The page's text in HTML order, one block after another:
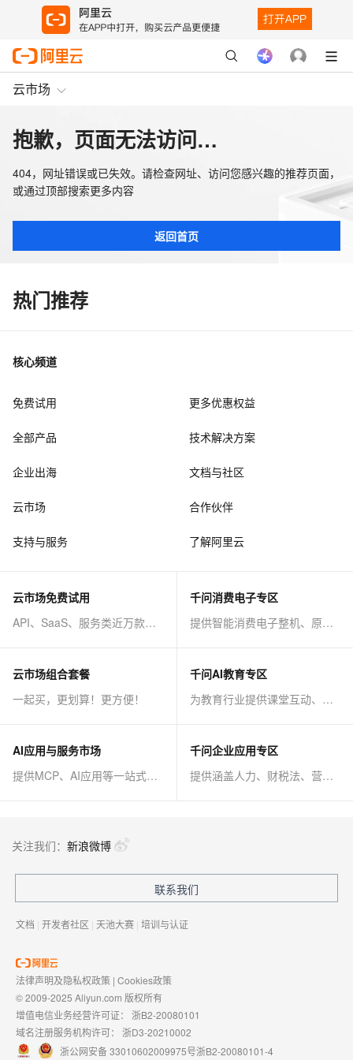
云市场
抱歉，页面无法访问…
404，网址错误或已失效。请检查网址、访问您感兴趣的推荐页面，
或通过顶部搜索更多内容
返回首页
热门推荐
核心频道
免费试用 更多优惠权益
全部产品 技术解决方案
企业出海 文档与社区
云市场 合作伙伴
支持与服务 了解阿里云
云市场免费试用
API、SaaS、服务类近万款商品免费试！
千问消费电子专区
提供智能消费电子整机、原子能力等AI方案
云市场组合套餐
一起买，更划算！更方便！
千问AI教育专区
为教育行业提供课堂互动、课程制作等AI方案
AI应用与服务市场
提供MCP、AI应用等一站式AI解决方案
千问企业应用专区
提供涵盖人力、财税法、营销、客服等AI方案
关注我们： 新浪微博
联系我们
文档 | 开发者社区 | 天池大赛 | 培训与认证
法律声明及隐私权政策 | Cookies政策
© 2009-2025 Aliyun.com 版权所有
增值电信业务经营许可证： 浙B2-20080101
域名注册服务机构许可： 浙D3-20210002
浙公网安备 33010602009975号浙B2-20080101-4